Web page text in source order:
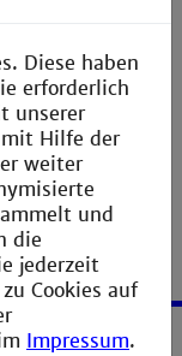
,
Diese haben
erforderlich
unserer
Hilfe der
weiter
und
die
jederzeit
Cookies auf
Impressum.